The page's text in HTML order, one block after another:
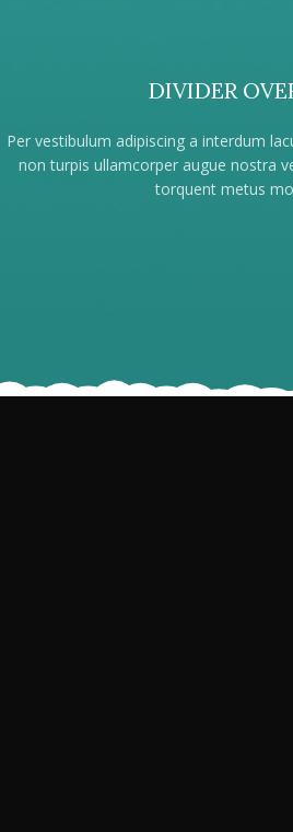
DIVIDER
Per vestibulum adipiscing a interdum
non turpis ullamcorper augue nostra
torquent metus